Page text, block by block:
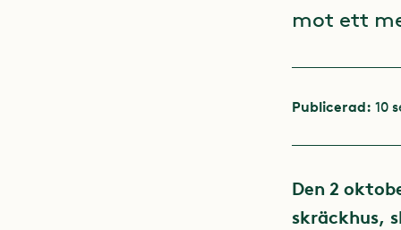
mot ett
Publicerad: 10
Den 2
skräckhus,